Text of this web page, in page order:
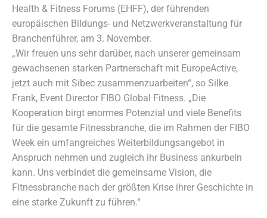
Health & Fitness Forums (EHFF), der führenden
europäischen Bildungs- und Netzwerkveranstaltung für
Branchenführer, am 3. November.
„Wir freuen uns sehr darüber, nach unserer gemeinsam
gewachsenen starken Partnerschaft mit EuropeActive,
jetzt auch mit Sibec zusammenzuarbeiten“, so Silke
Frank, Event Director FIBO Global Fitness. „Die
Kooperation birgt enormes Potenzial und viele Benefits
für die gesamte Fitnessbranche, die im Rahmen der FIBO
Week ein umfangreiches Weiterbildungsangebot in
Anspruch nehmen und zugleich ihr Business ankurbeln
kann. Uns verbindet die gemeinsame Vision, die
Fitnessbranche nach der größten Krise ihrer Geschichte in
eine starke Zukunft zu führen.“